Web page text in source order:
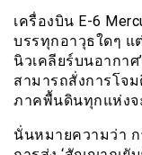
เครื่องบิน E-6
บรรทุกอาวุธใดๆ แ
นิวเคลียร์บนอากา
สามารถสั่งการโจ
ภาคพื้นดินทุกแห่งจ
นั่นหมายความว่า